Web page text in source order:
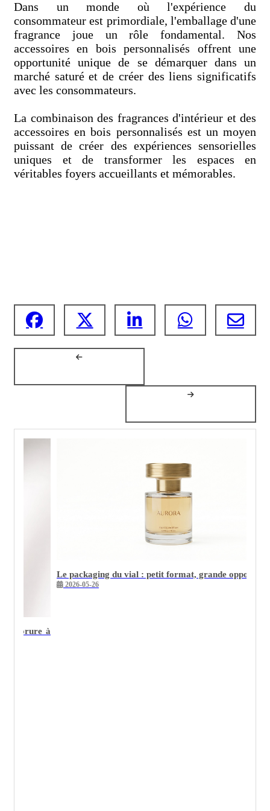
Dans un monde où l'expérience du
consommateur est primordiale, l'emballage d'une
fragrance joue un rôle fondamental. Nos
accessoires en bois personnalisés offrent une
opportunité unique de se démarquer dans un
marché saturé et de créer des liens significatifs
avec les consommateurs.
La combinaison des fragrances d'intérieur et des
accessoires en bois personnalisés est un moyen
puissant de créer des expériences sensorielles
uniques et de transformer les espaces en
véritables foyers accueillants et mémorables.
et dorure à
Le packaging du vial : petit format, grande
2026-05-26